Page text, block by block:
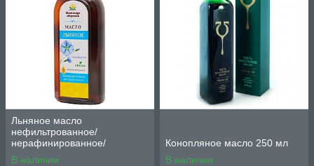
Льняное масло
нефильтрованное/
нерафинированное/
холодного отжима 500 мл.
В наличии
Конопляное масло 250 мл
В наличии